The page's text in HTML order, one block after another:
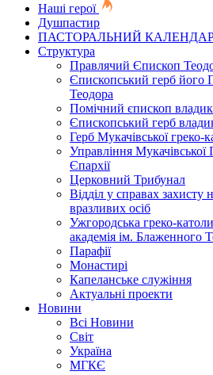
Наші герої
Душпастир
ПАСТОРАЛЬНИЙ
Структура
Правлячий Єпископ
Єпископський герб його
Теодора
Помічний єпископ
Єпископський герб
Герб Мукачівської греко-
Управління Мукачівської
Єпархії
Церковний Трибунал
Відділ у справах захисту
вразливих осіб
Ужгородська греко-
академія ім. Блаженного
Парафії
Монастирі
Капеланське служіння
Актуальні проекти
Новини
Всі Новини
Світ
Україна
МГКЄ